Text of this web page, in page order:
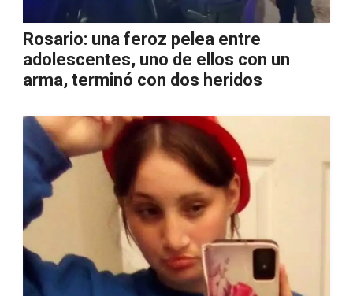
Rosario: una feroz pelea entre
adolescentes, uno de ellos con un
arma, terminó con dos heridos